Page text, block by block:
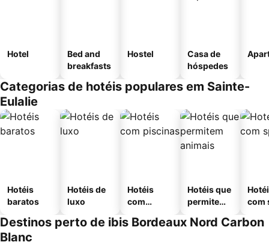
Hotel
Bed and
breakfasts
Hostel
Casa de
hóspedes
Categorias de hotéis populares em Sainte-
Eulalie
Hotéis
baratos
Hotéis de
luxo
Hotéis
com
Hotéis que
permitem
com
Destinos perto de ibis Bordeaux Nord Carbon
Blanc